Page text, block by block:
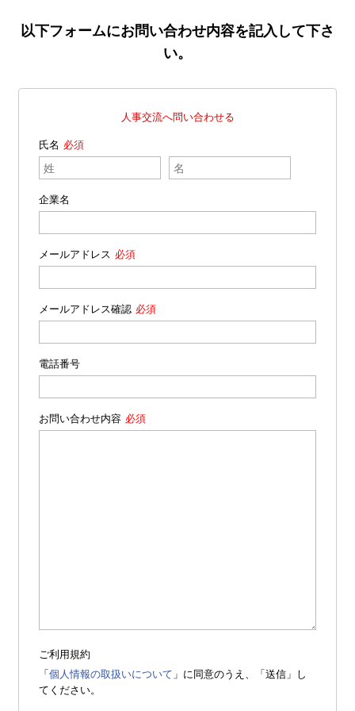
以下フォームにお問い合わせ内容を記入して下さ
い。
人事交流へ問い合わせる
氏名
企業名
メールアドレス
メールアドレス確認
電話番号
お問い合わせ内容
ご利用規約
「個人情報の取扱いについて 」に同意のうえ、「送信」し
てください。